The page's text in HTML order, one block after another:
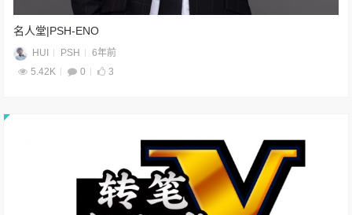
名人堂|PSH-ENO
HUI PSH
6年前
5.42K
0 3